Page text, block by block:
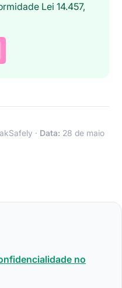
Lei 14.457,
· Data: 28 de maio
no